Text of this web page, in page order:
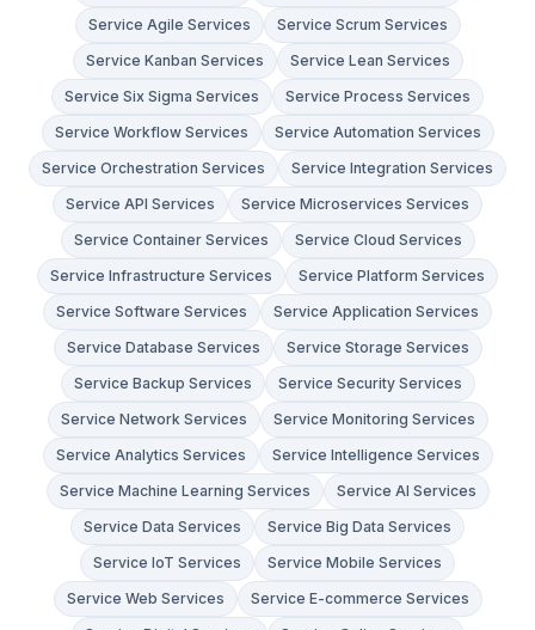
Service Agile Services
Service Scrum Services
Service Kanban Services
Service Lean Services
Service Six Sigma Services
Service Process Services
Service Workflow Services
Service Automation Services
Service Orchestration Services
Service Integration Services
Service API Services
Service Microservices Services
Service Container Services
Service Cloud Services
Service Infrastructure Services
Service Platform Services
Service Software Services
Service Application Services
Service Database Services
Service Storage Services
Service Backup Services
Service Security Services
Service Network Services
Service Monitoring Services
Service Analytics Services
Service Intelligence Services
Service Machine Learning Services
Service AI Services
Service Data Services
Service Big Data Services
Service IoT Services
Service Mobile Services
Service Web Services
Service E-commerce Services